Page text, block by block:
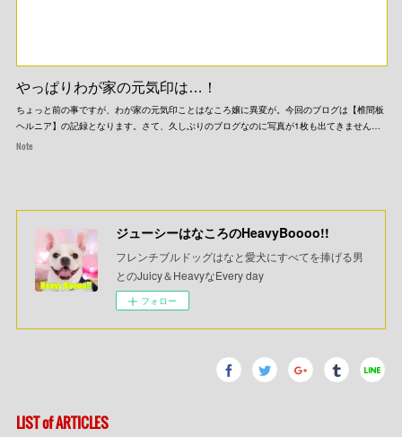
やっぱりわが家の元気印は…！
ちょっと前の事ですが、わが家の元気印ことはなころ嬢に異変が。今回のブログは【椎間板
ヘルニア】の記録となります。さて、久しぶりのブログなのに写真が1枚も出てきません…
Note
ジューシーはなころのHeavyBoooo!!
フレンチブルドッグはなと愛犬にすべてを捧げる男
とのJuicy＆HeavyなEvery day
フォロー
LIST of ARTICLES